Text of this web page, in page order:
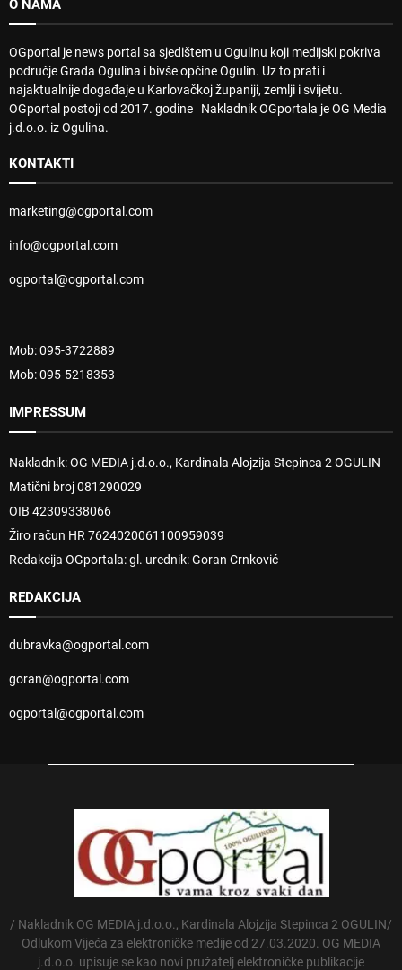
O NAMA
OGportal je news portal sa sjedištem u Ogulinu koji medijski pokriva
područje Grada Ogulina i bivše općine Ogulin. Uz to prati i
najaktualnije događaje u Karlovačkoj županiji, zemlji i svijetu.
OGportal postoji od 2017. godine Nakladnik OGportala je OG Media
j.d.o.o. iz Ogulina.
KONTAKTI
marketing@ogportal.com
info@ogportal.com
ogportal@ogportal.com
Mob: 095-3722889
Mob: 095-5218353
IMPRESSUM
Nakladnik: OG MEDIA j.d.o.o., Kardinala Alojzija Stepinca 2 OGULIN
Matični broj 081290029
OIB 42309338066
Žiro račun HR 7624020061100959039
Redakcija OGportala: gl. urednik: Goran Crnković
REDAKCIJA
dubravka@ogportal.com
goran@ogportal.com
ogportal@ogportal.com
/ Nakladnik OG MEDIA j.d.o.o., Kardinala Alojzija Stepinca 2 OGULIN/
Odlukom Vijeća za elektroničke medije od 27.03.2020. OG MEDIA
j.d.o.o. upisuje se kao novi pružatelj elektroničke publikacije